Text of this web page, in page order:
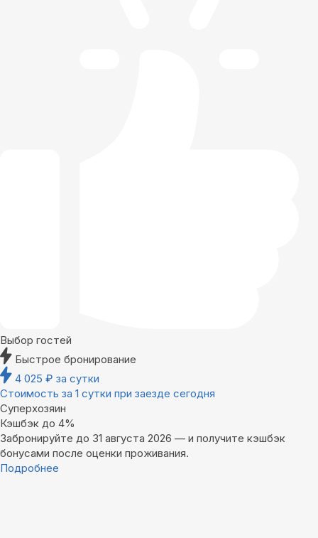
Выбор гостей
Быстрое бронирование
4 025 ₽ за сутки
Стоимость за 1 сутки при заезде сегодня
Суперхозяин
Кэшбэк до 4%
Забронируйте до 31 августа 2026 — и получите кэшбэк
бонусами после оценки проживания.
Подробнее